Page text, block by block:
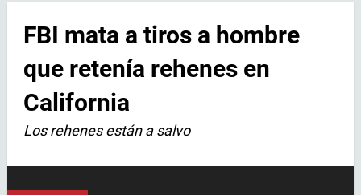
FBI mata a tiros a hombre
que retenía rehenes en
California
Los rehenes están a salvo